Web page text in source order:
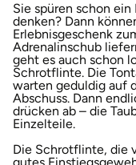
Sie spüren schon
denken? Dann
Erlebnisgeschenk
Adrenalinschub
geht es auch schon
Schrotflinte. Die
warten geduldig auf
Abschuss. Dann
drücken ab – die
Einzelteile.
Die Schrotflinte, die
Homburg
Horb am Neckar
Ibbenbüren
Ingolstadt